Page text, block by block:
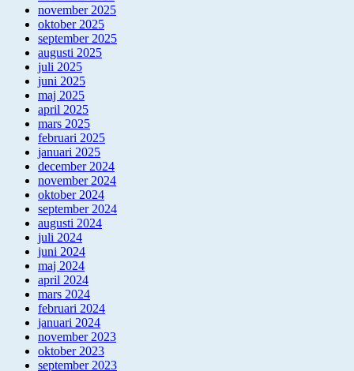
november 2025
oktober 2025
september 2025
augusti 2025
juli 2025
juni 2025
maj 2025
april 2025
mars 2025
februari 2025
januari 2025
december 2024
november 2024
oktober 2024
september 2024
augusti 2024
juli 2024
juni 2024
maj 2024
april 2024
mars 2024
februari 2024
januari 2024
november 2023
oktober 2023
september 2023